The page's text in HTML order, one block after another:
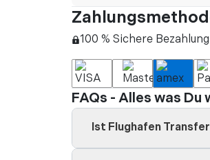
100 % Sichere
FAQs - Alles was Du
Ist Flughafen